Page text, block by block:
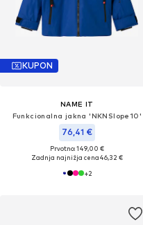
KUPON
NAME IT
Funkcionalna jakna 'NKNSlope10'
76,41 €
Prvotno: 149,00 €
Zadnja najnižja cena46,32 €
+2